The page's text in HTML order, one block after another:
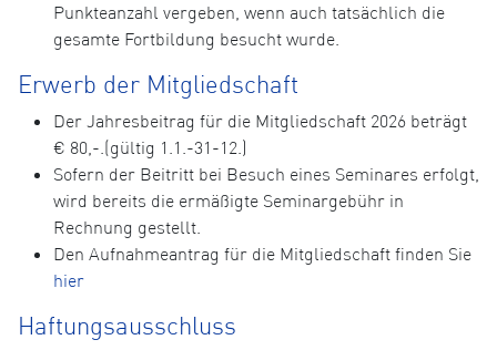
Punkteanzahl vergeben, wenn auch tatsächlich die
gesamte Fortbildung besucht wurde.
Erwerb der Mitgliedschaft
Der Jahresbeitrag für die Mitgliedschaft 2026 beträgt
€ 80,-.(gültig 1.1.-31-12.)
Sofern der Beitritt bei Besuch eines Seminares erfolgt,
wird bereits die ermäßigte Seminargebühr in
Rechnung gestellt.
Den Aufnahmeantrag für die Mitgliedschaft finden Sie
hier
Haftungsausschluss